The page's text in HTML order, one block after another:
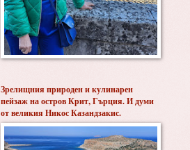
Зрелищния природен и кулинарен
пейзаж на остров Крит, Гърция. И думи
от великия Никос Казандзакис.